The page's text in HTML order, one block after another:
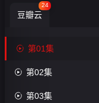
录-
第
01
集

藏
豆瓣云
24
 第01集
 第02集
 第03集